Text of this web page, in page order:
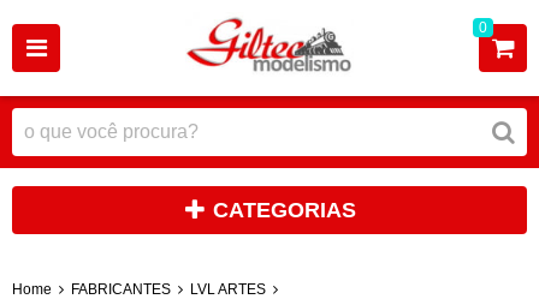
0
CATEGORIAS
Home FABRICANTES
LVL ARTES